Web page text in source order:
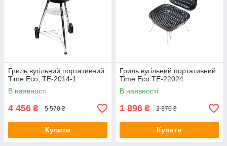
Гриль вугільний портативний
Time Eco, TE-2014-1
В наявності
4 456 ₴ 5 570 ₴
Купити
Гриль вугільний портативний
Time Eco ТЕ-22024
В наявності
1 896 ₴ 2 370 ₴
Купити